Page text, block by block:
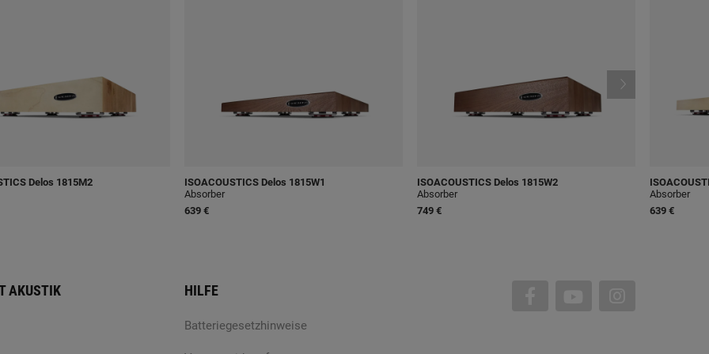
Delos 1815M2 ISOACOUSTICS Delos 1815W1
Absorber
639 €
ISOACOUSTICS Delos 1815W2
Absorber
749 €
Absorber
639 €
AKUSTIK HILFE
Batteriegesetzhinweise